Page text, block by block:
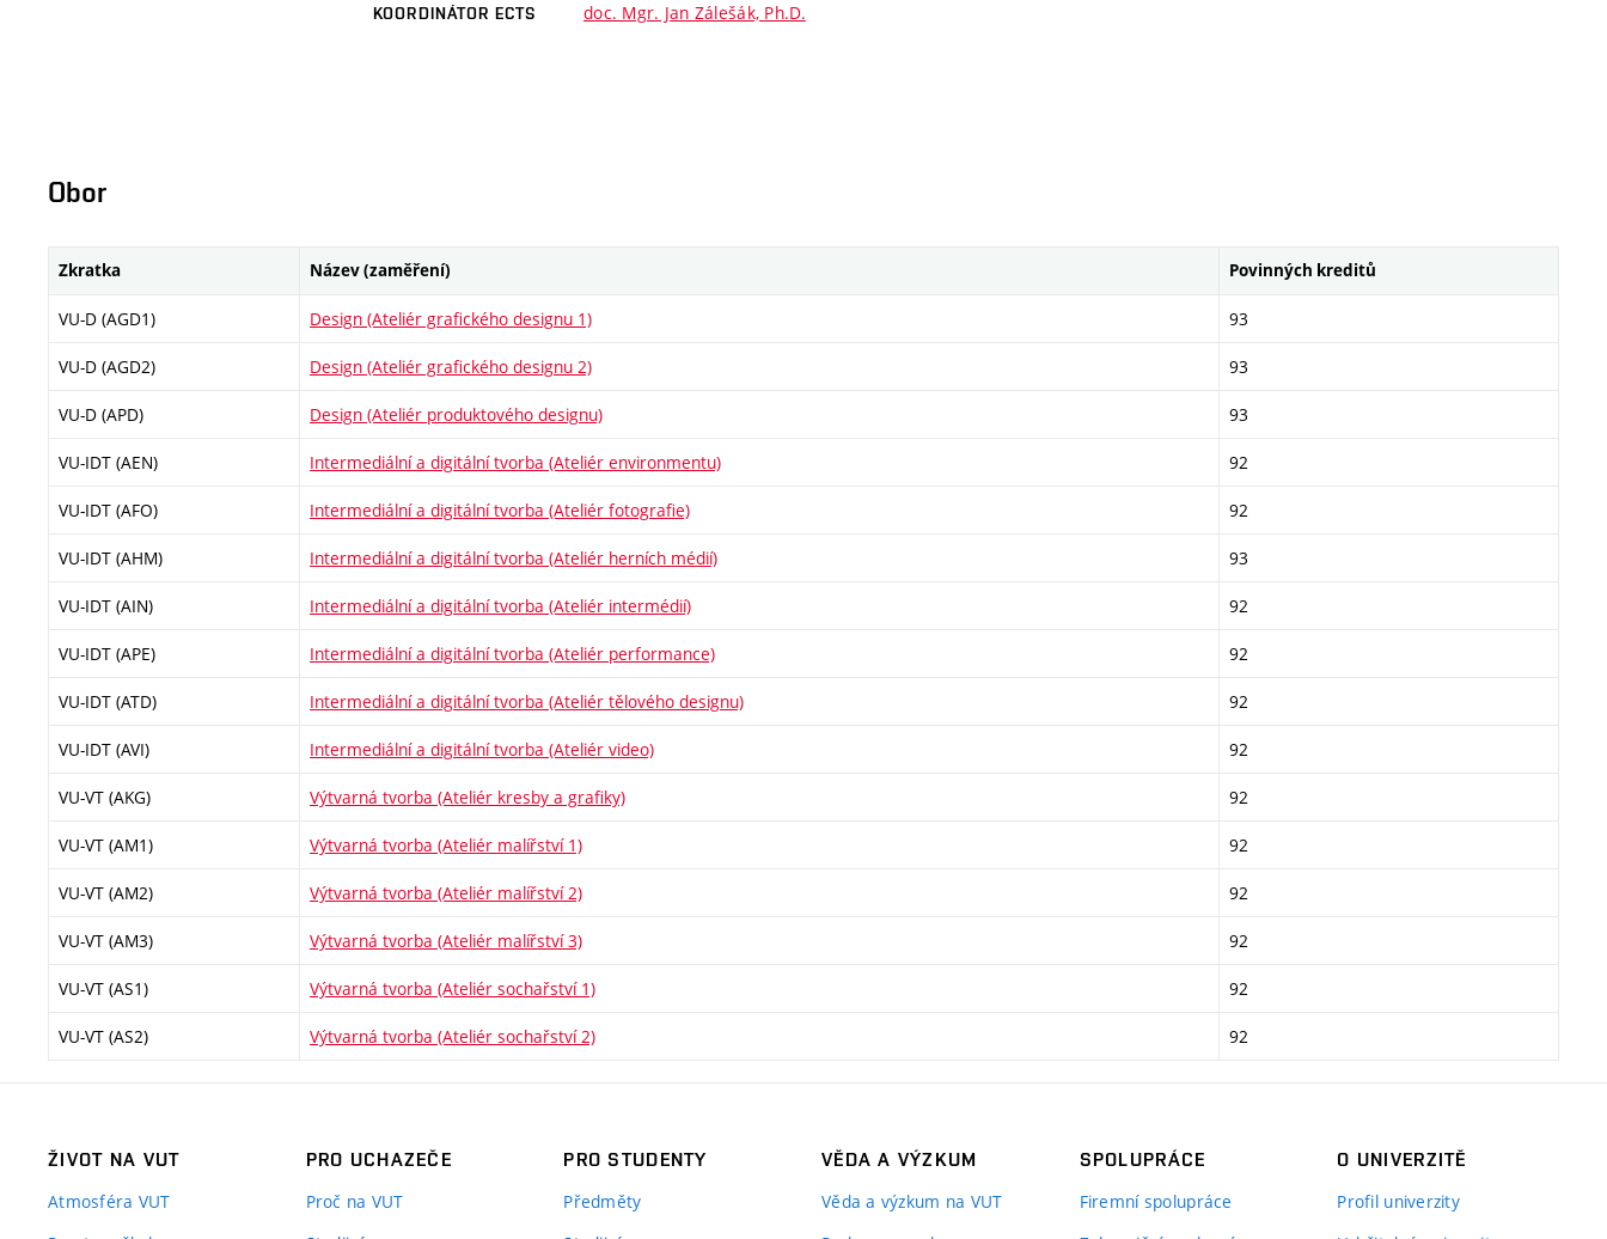
KOORDINÁTOR ECTS doc. Mgr. Jan Zálešák, Ph.D.
Obor
Zkratka Název (zaměření) Povinných kreditů
VU-D (AGD1) Design (Ateliér grafického designu 1) 93
VU-D (AGD2) Design (Ateliér grafického designu 2) 93
VU-D (APD) Design (Ateliér produktového designu) 93
VU-IDT (AEN) Intermediální a digitální tvorba (Ateliér environmentu) 92
VU-IDT (AFO) Intermediální a digitální tvorba (Ateliér fotografie) 92
VU-IDT (AHM) Intermediální a digitální tvorba (Ateliér herních médií) 93
VU-IDT (AIN) Intermediální a digitální tvorba (Ateliér intermédií) 92
VU-IDT (APE) Intermediální a digitální tvorba (Ateliér performance) 92
VU-IDT (ATD) Intermediální a digitální tvorba (Ateliér tělového designu) 92
VU-IDT (AVI) Intermediální a digitální tvorba (Ateliér video) 92
VU-VT (AKG) Výtvarná tvorba (Ateliér kresby a grafiky) 92
VU-VT (AM1) Výtvarná tvorba (Ateliér malířství 1) 92
VU-VT (AM2) Výtvarná tvorba (Ateliér malířství 2) 92
VU-VT (AM3) Výtvarná tvorba (Ateliér malířství 3) 92
VU-VT (AS1) Výtvarná tvorba (Ateliér sochařství 1) 92
VU-VT (AS2) Výtvarná tvorba (Ateliér sochařství 2) 92
ŽIVOT NA VUT
Atmosféra VUT
PRO UCHAZEČE
Proč na VUT
PRO STUDENTY
Předměty
VĚDA A VÝZKUM
Věda a výzkum na VUT
SPOLUPRÁCE
Firemní spolupráce
O UNIVERZITĚ
Profil univerzity